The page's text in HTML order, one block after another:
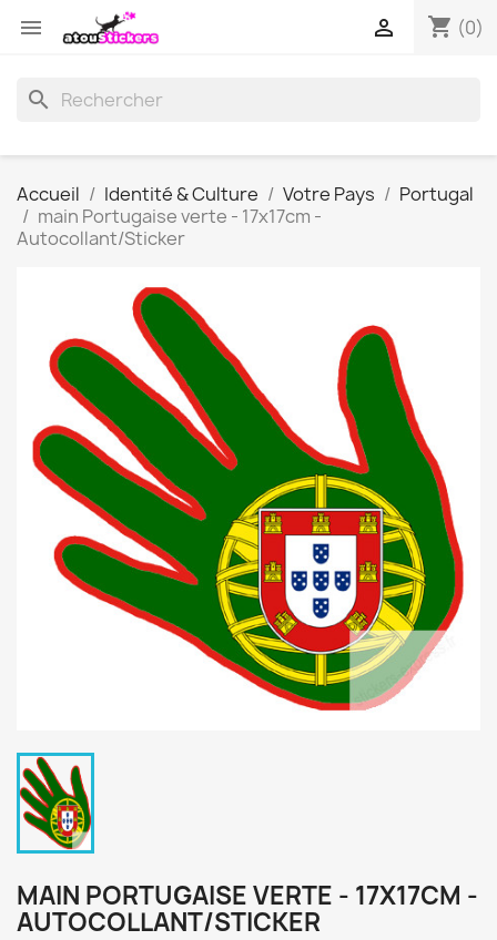
 shopping_cart (0)

search
Accueil Identité & Culture Votre Pays
Portugal
main Portugaise verte - 17x17cm -
Autocollant/Sticker
MAIN PORTUGAISE VERTE - 17X17CM -
AUTOCOLLANT/STICKER